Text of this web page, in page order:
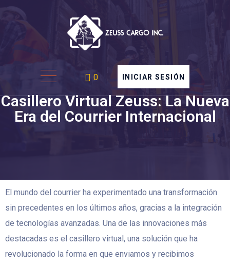
0 INICIAR SESIÓN
Casillero Virtual Zeuss: La Nueva
Era del Courrier Internacional
El mundo del courrier ha experimentado una transformación
sin precedentes en los últimos años, gracias a la integración
de tecnologías avanzadas. Una de las innovaciones más
destacadas es el casillero virtual, una solución que ha
revolucionado la forma en que enviamos y recibimos